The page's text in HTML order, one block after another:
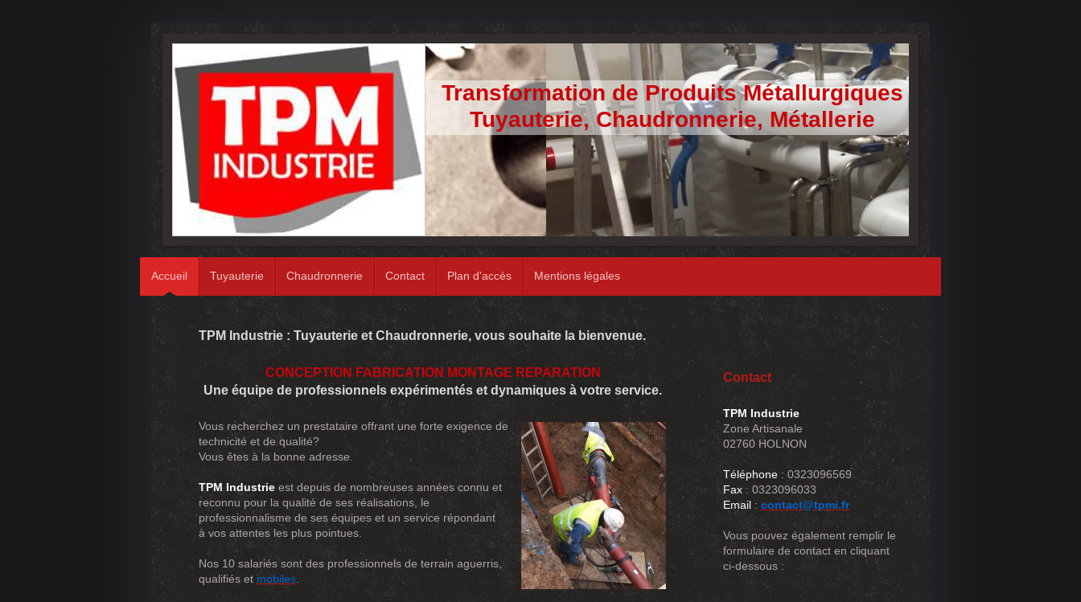
Transformation de Produits Métallurgiques
Tuyauterie, Chaudronnerie, Métallerie
Accueil Tuyauterie Chaudronnerie Contact Plan d'accès Mentions légales
TPM Industrie : Tuyauterie et Chaudronnerie, vous souhaite la bienvenue.
CONCEPTION FABRICATION MONTAGE REPARATION
Une équipe de professionnels expérimentés et dynamiques à votre service.
Vous recherchez un prestataire offrant une forte exigence de
technicité et de qualité?
Vous êtes à la bonne adresse.
TPM Industrie​ est depuis de nombreuses années connu et
reconnu pour la qualité de ses réalisations, le
professionnalisme de ses équipes et un service répondant
à vos attentes les plus pointues.
Nos 10 salariés sont des professionnels de terrain aguerris,
qualifiés et mobiles
Contact
TPM Industrie
Zone Artisanale
02760 HOLNON
Téléphone : 0323096569
Fax : 0323096033
Email :contact@tpmi.fr
Vous pouvez également remplir le
formulaire de contact en cliquant
ci-dessous :